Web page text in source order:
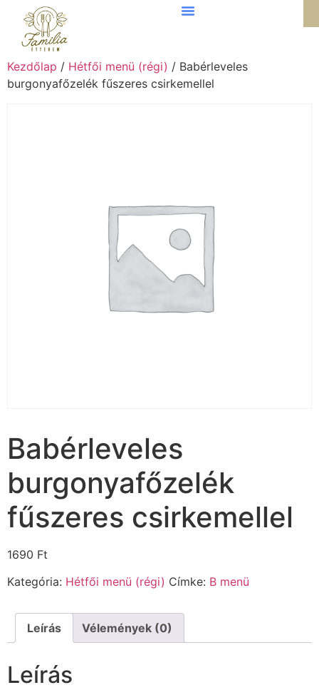
Kezdőlap / Hétfői menü (régi) / Babérleveles
burgonyafőzelék fűszeres csirkemellel
Babérleveles
burgonyafőzelék
fűszeres csirkemellel
1690 Ft
Kategória: Hétfői menü (régi) Címke: B menü
Leírás Vélemények (0)
Leírás